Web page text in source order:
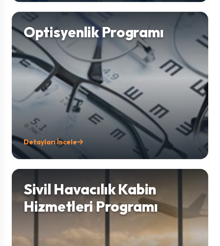
Optisyenlik Programı
Detayları İncele
Sivil Havacılık Kabin
Hizmetleri Programı